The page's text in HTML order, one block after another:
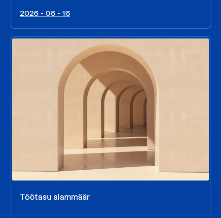
2026 - 06 - 16
Töötasu alammäär